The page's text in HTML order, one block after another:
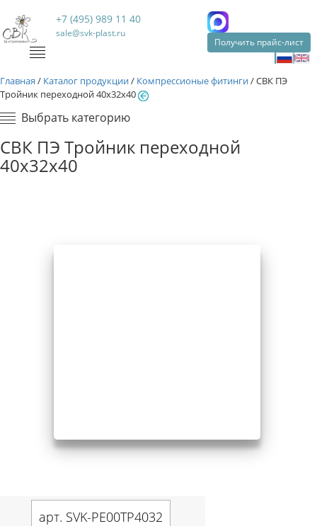
+7 (495) 989 11 40
sale@svk-plast.ru
Получить прайс-лист
Главная / Каталог продукции/ Компрессионые фитинги/СВК ПЭ
Тройник переходной 40х32х40
Выбрать категорию
СВК ПЭ Тройник переходной
40х32х40
арт. SVK-PE00TP4032